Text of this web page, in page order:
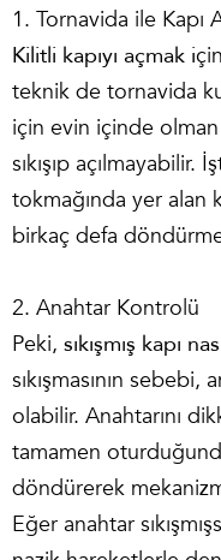
1. Tornavida ile Kapı
Kilitli kapıyı açmak i
teknik de tornavida
için evin içinde olman
sıkışıp
tokmağında yer alan
birkaç defa
2. Anahtar Kontrolü
Peki, sıkışmış kapı
sıkışmasının
olabilir. Anahtarını
tamamen
döndürerek
Eğer anahtar